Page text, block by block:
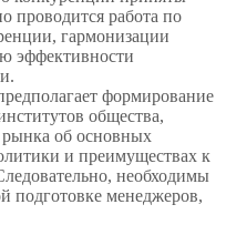
проводится работа по
гармонизации
эффективности
формирование
общества,
рынка об основных
и преимуществах к
необходимы
подготовке менеджеров,